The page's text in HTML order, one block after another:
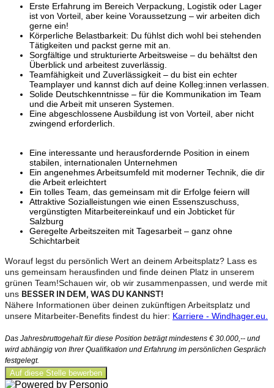
Erste Erfahrung im Bereich Verpackung, Logistik oder Lager
ist von Vorteil, aber keine Voraussetzung – wir arbeiten dich
gerne ein!
Körperliche Belastbarkeit: Du fühlst dich wohl bei stehenden
Tätigkeiten und packst gerne mit an.
Sorgfältige und strukturierte Arbeitsweise – du behältst den
Überblick und arbeitest zuverlässig.
Teamfähigkeit und Zuverlässigkeit – du bist ein echter
Teamplayer und kannst dich auf deine Kolleg:innen verlassen.
Solide Deutschkenntnisse – für die Kommunikation im Team
und die Arbeit mit unseren Systemen.
Eine abgeschlossene Ausbildung ist von Vorteil, aber nicht
zwingend erforderlich.
Eine interessante und herausfordernde Position in einem
stabilen, internationalen Unternehmen
Ein angenehmes Arbeitsumfeld mit moderner Technik, die dir
die Arbeit erleichtert
Ein tolles Team, das gemeinsam mit dir Erfolge feiern will
Attraktive Sozialleistungen wie einen Essenszuschuss,
vergünstigten Mitarbeitereinkauf und ein Jobticket für
Salzburg
Geregelte Arbeitszeiten mit Tagesarbeit – ganz ohne
Schichtarbeit
Worauf legst du persönlich Wert an deinem Arbeitsplatz? Lass es
uns gemeinsam herausfinden und finde deinen Platz in unserem
grünen Team!Schauen wir, ob wir zusammenpassen, und werde mit
uns BESSER IN DEM, WAS DU KANNST!
Nähere Informationen über deinen zukünftigen Arbeitsplatz und
unsere Mitarbeiter-Benefits findest du hier: Karriere - Windhager.eu
Das Jahresbruttogehalt für diese Position beträgt mindestens € 30.000,-- und
wird abhängig von Ihrer Qualifikation und Erfahrung im persönlichen Gespräch
festgelegt.
Auf diese Stelle bewerben